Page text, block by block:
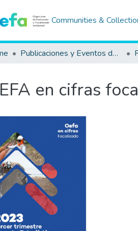
Communities &
Publicaciones y Eventos del OEFA
en cifras